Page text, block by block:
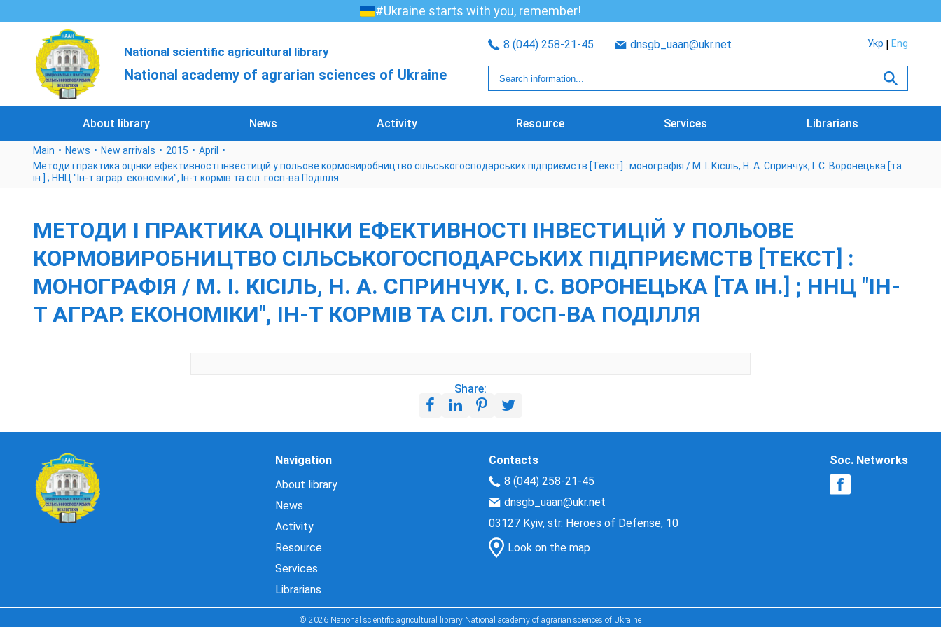
#Ukraine starts with you, remember!
National scientific agricultural library
National academy of agrarian sciences of Ukraine
8 (044) 258-21-45 dnsgb_uaan@ukr.net Укр Eng
About library News Activity Resource Services Librarians
Main News New arrivals 2015
April
Методи і практика оцінки ефективності інвестицій у польове кормовиробництво сільськогосподарських підприємств [Текст] : монографія / М. І. Кісіль, Н. А. Спринчук, І. С. Воронецька [та
ін.] ; ННЦ "Ін-т аграр. економіки", Ін-т кормів та сіл. госп-ва Поділля
МЕТОДИ І ПРАКТИКА ОЦІНКИ ЕФЕКТИВНОСТІ ІНВЕСТИЦІЙ У ПОЛЬОВЕ
КОРМОВИРОБНИЦТВО СІЛЬСЬКОГОСПОДАРСЬКИХ ПІДПРИЄМСТВ [ТЕКСТ] :
МОНОГРАФІЯ / М. І. КІСІЛЬ, Н. А. СПРИНЧУК, І. С. ВОРОНЕЦЬКА [ТА ІН.] ; ННЦ "ІН-
Т АГРАР. ЕКОНОМІКИ", ІН-Т КОРМІВ ТА СІЛ. ГОСП-ВА ПОДІЛЛЯ
Share:
Navigation
About library
News
Activity
Resource
Services
Librarians
Contacts
8 (044) 258-21-45
dnsgb_uaan@ukr.net
03127 Kyiv, str. Heroes of Defense, 10
Look on the map
Soc. Networks
© 2026 National scientific agricultural library National academy of agrarian sciences of Ukraine